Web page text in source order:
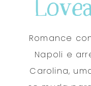
Romance
Napoli e
Carolina,